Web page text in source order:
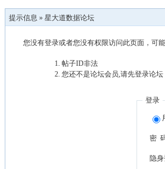
提示信息 » 星大道数据论坛
您没有登录或者您没有权限访问此页面，可
帖子ID非法
您还不是论坛会员,请先登录论坛
登录
密
隐